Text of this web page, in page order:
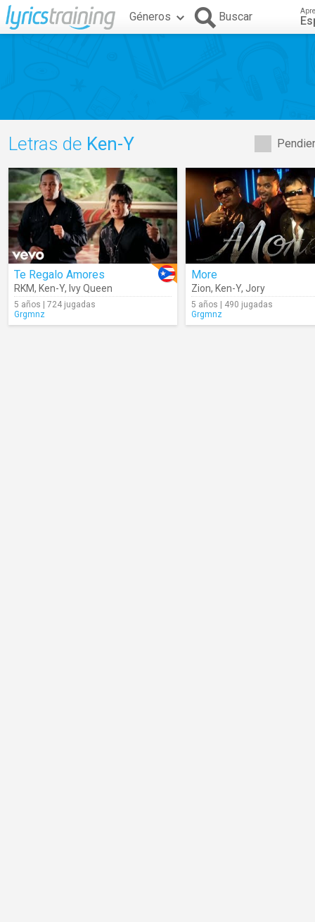
Géneros Buscar
Letras de Ken-Y
Te Regalo Amores
RKM, Ken-Y, Ivy Queen
5 años | 724 jugadas
Grgmnz
More
Zion, Ken-Y, Jory
5 años | 490 jugadas
Grgmnz